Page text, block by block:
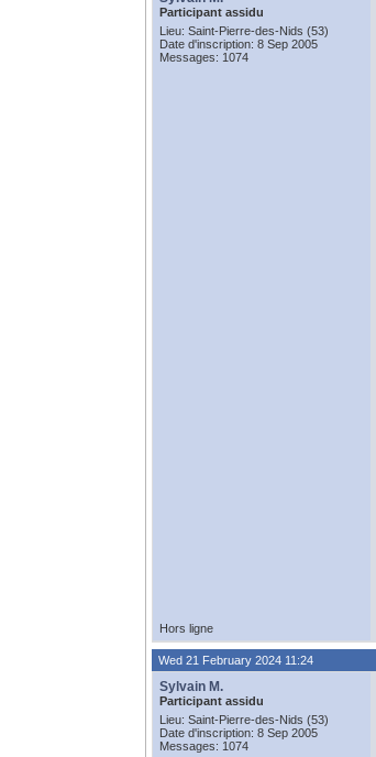
Participant assidu
Lieu: Saint-Pierre-des-Nids (53)
Date d'inscription: 8 Sep 2005
Messages: 1074
Hors ligne
Wed 21 February 2024 11:24
Sylvain M.
Participant assidu
Lieu: Saint-Pierre-des-Nids (53)
Date d'inscription: 8 Sep 2005
Messages: 1074